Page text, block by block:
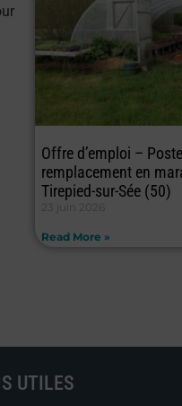
Offre d’emploi – Poste
remplacement en
Tirepied-sur-Sée (50)
23 juin 2026
Read More »
UTILES